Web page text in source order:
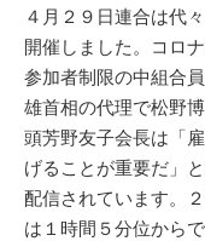
４月２９日連合は代
開催しました。コロ
参加者制限の中組合
雄首相の代理で松野
頭芳野友子会長は「
げることが重要だ」
配信されています。
は１時間５分位からで